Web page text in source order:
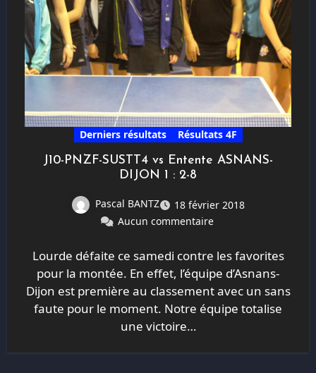
Derniers résultats Résultats 4F
J10-PNZF-SUSTT4 vs Entente ASNANS-
DIJON 1 : 2-8
Pascal BANTZ
18 février 2018
Aucun commentaire
Lourde défaite ce samedi contre les favorites
pour la montée. En effet, l’équipe d’Asnans-
Dijon est première au classement avec un sans
faute pour le moment. Notre équipe totalise
une victoire…